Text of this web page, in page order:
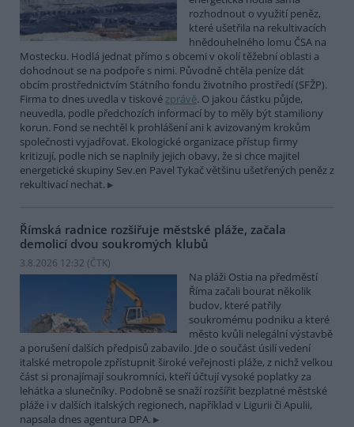
rozhodnout o využití peněz,
které ušetřila na rekultivacích
hnědouhelného lomu ČSA na
Mostecku. Hodlá jednat přímo s obcemi v okolí těžební oblasti a
dohodnout se na podpoře s nimi. Původně chtěla peníze dát
obcím prostřednictvím Státního fondu životního prostředí (SFŽP).
Firma to dnes uvedla v tiskovézprávě. O jakou částku půjde,
neuvedla, podle předchozích informací by to měly být stamiliony
korun. Fond se nechtěl k prohlášení ani k avizovaným krokům
společnosti vyjadřovat. Ekologické organizace přístup firmy
kritizují, podle nich se naplnily jejich obavy, že si chce majitel
energetické skupiny Sev.en Pavel Tykač většinu ušetřených peněz z
rekultivací nechat.
Římská radnice rozšiřuje městské pláže, začala
demolicí dvou soukromých klubů
3.8.2026 12:32 (ČTK)
Na pláži Ostia na předměstí
Říma začali bourat několik
budov, které patřily
soukromému podniku a které
město kvůli nelegální výstavbě
a porušení dalších předpisů zabavilo. Jde o součást úsilí vedení
italské metropole zpřístupnit široké veřejnosti pláže, z nichž velkou
část si pronajímají soukromníci, kteří účtují vysoké poplatky za
lehátka a slunečníky. Podobně se snaží rozšířit bezplatné městské
pláže i v dalších italských regionech, například v Ligurii či Apulii,
napsala dnes agentura DPA.